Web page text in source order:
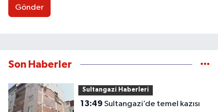
Gönder
Son Haberler
Sultangazi Haberleri
13:49